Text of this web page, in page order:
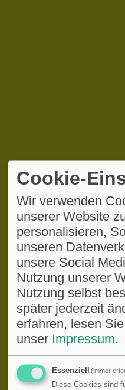
Cookie-
Wir verwenden
unserer Website
personalisieren,
unseren
unsere Social
Nutzung unserer
Nutzung selbst
später jederzeit
erfahren, lesen
unser Impressum.
Essenziell (immer
Diese Cookies sind